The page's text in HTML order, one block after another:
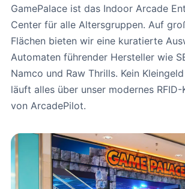
GamePalace ist das Indoor Arcade
Center für alle Altersgruppen. Auf
Flächen bieten wir eine kuratierte
Automaten führender Hersteller wie
Namco und Raw Thrills. Kein
läuft alles über unser modernes
von ArcadePilot.